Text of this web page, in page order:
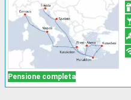
Pensione completa